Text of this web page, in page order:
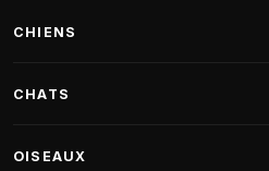
CHIENS
Paniers Fantail
CHATS
OISEAUX